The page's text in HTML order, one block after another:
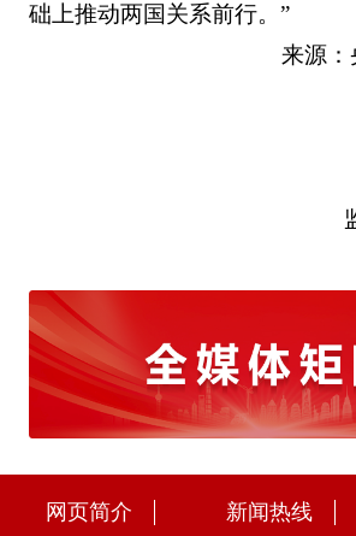
础上推动两国关系前行。”
来源：
网页简介 新闻热线